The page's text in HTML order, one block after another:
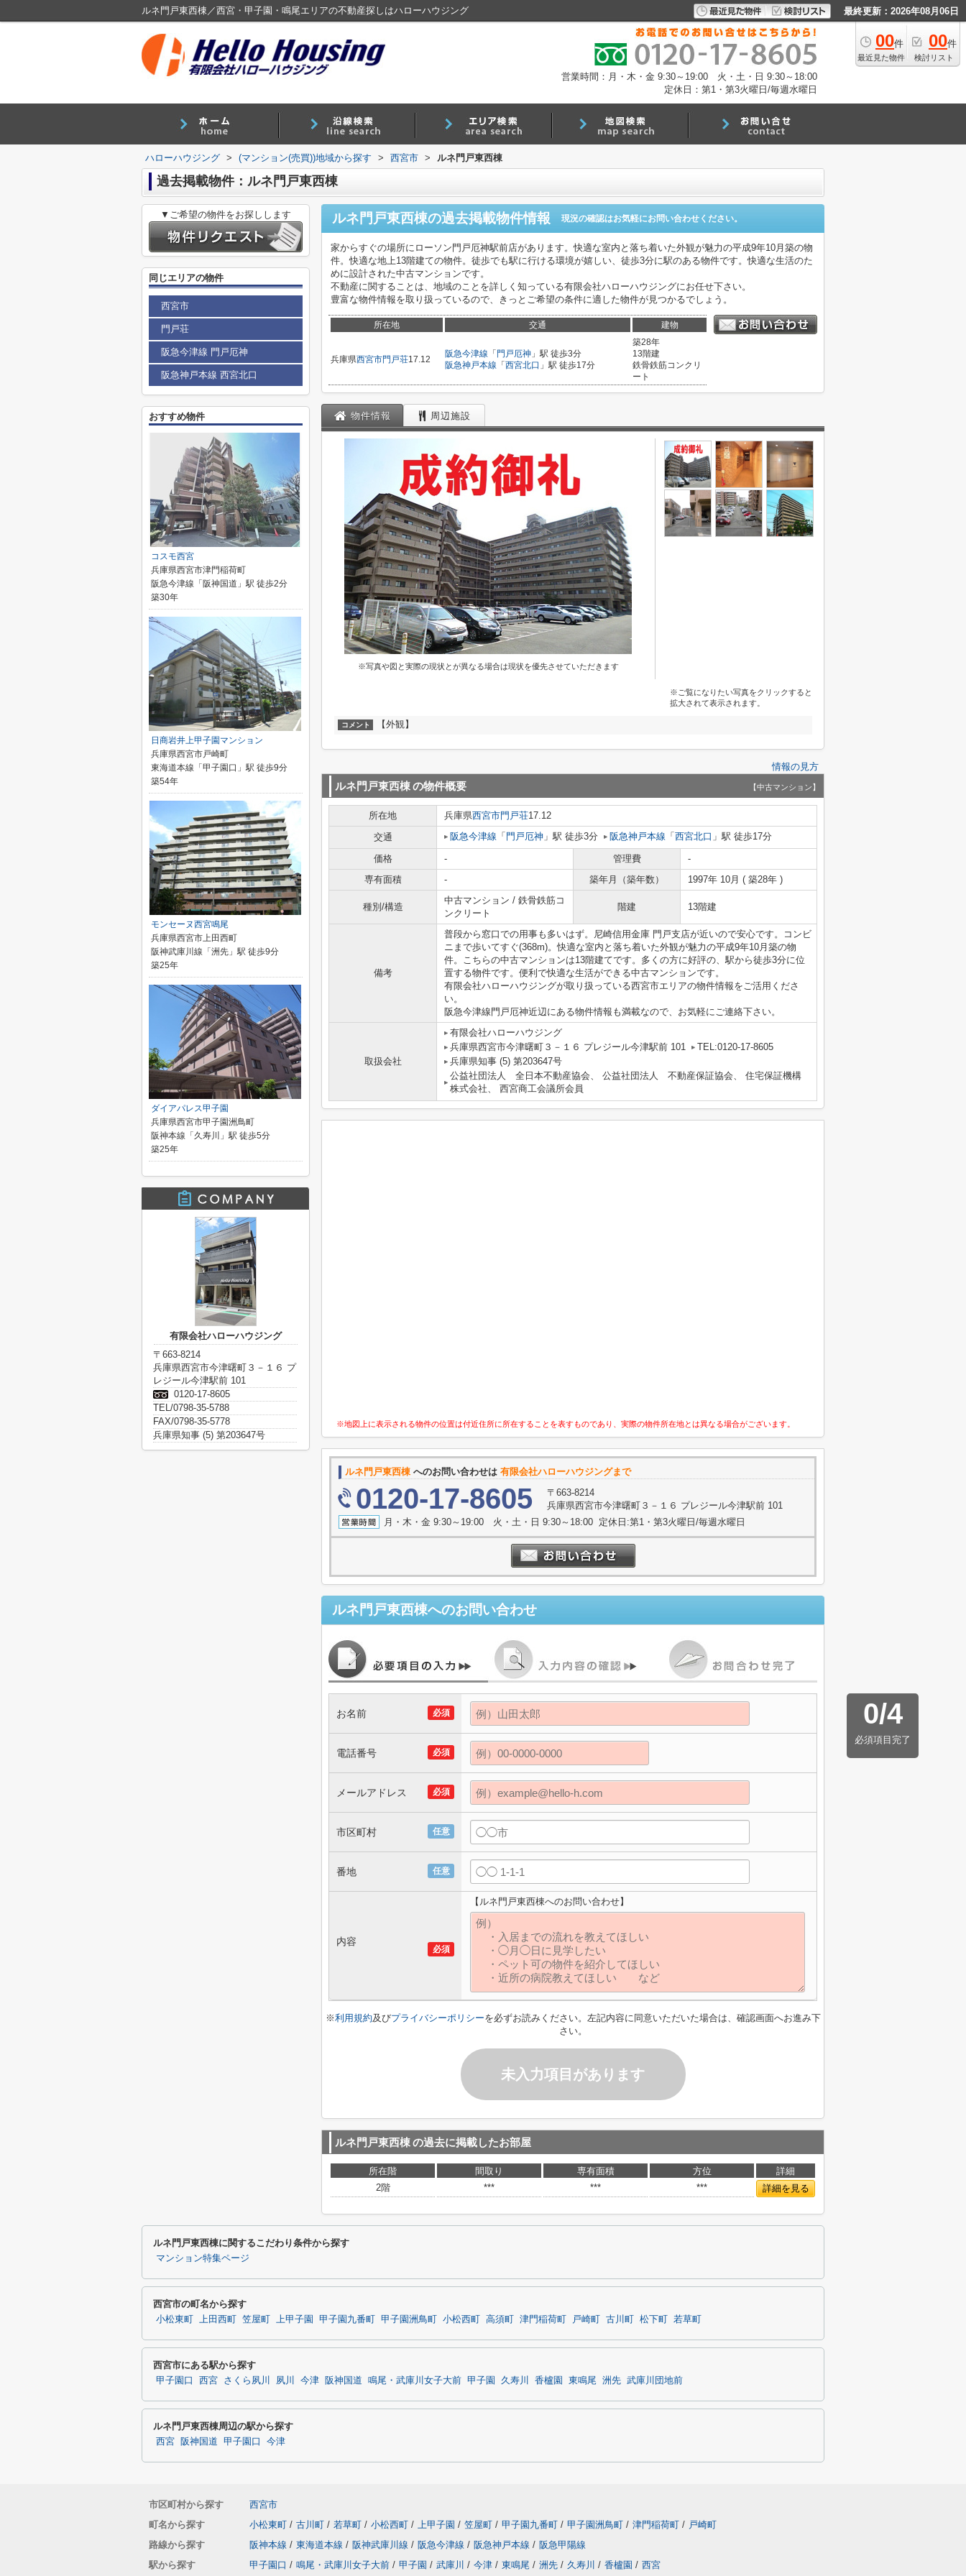
ルネ門戸東西棟／西宮・甲子園・鳴尾エリアの不動産探しはハローハウジング 最終更新：2026年08月06日
00件
最近見た物件
00件
検討リスト
営業時間：月・木・金 9:30～19:00 火・土・日 9:30～18:00
定休日：第1・第3火曜日/毎週水曜日
ハローハウジング > (マンション(売買))地域から探す > 西宮市 > ルネ門戸東西棟
過去掲載物件：ルネ門戸東西棟
ルネ門戸東西棟の過去掲載物件情報 現況の確認はお気軽にお問い合わせください。
家からすぐの場所にローソン門戸厄神駅前店があります。快適な室内と落ち着いた外観が魅力の平成9年10月築の物
件。快適な地上13階建ての物件。徒歩でも駅に行ける環境が嬉しい、徒歩3分に駅のある物件です。快適な生活のた
めに設計された中古マンションです。
不動産に関することは、地域のことを詳しく知っている有限会社ハローハウジングにお任せ下さい。
豊富な物件情報を取り扱っているので、きっとご希望の条件に適した物件が見つかるでしょう。
所在地 交通 建物
兵庫県西宮市門戸荘17.12
阪急今津線 「 門戸厄神 」駅 徒歩3分
阪急神戸本線 「 西宮北口 」駅 徒歩17分
築28年
13階建
鉄骨鉄筋コンクリ
ート
物件情報 周辺施設
※写真や図と実際の現状とが異なる場合は現状を優先させていただきます
※ご覧になりたい写真をクリックすると
拡大されて表示されます。
コメント 【外観】
情報の見方
ルネ門戸東西棟の物件概要 【中古マンション】
所在地 兵庫県西宮市門戸荘17.12
交通
阪急今津線 「 門戸厄神 」駅 徒歩3分 阪急神戸本線 「 西宮北口 」駅 徒歩17分
価格 - 管理費
-
専有面積
- 築年月（築年数） 1997年 10月 ( 築28年 )
種別/構造
中古マンション / 鉄骨鉄筋コ
ンクリート
階建 13階建
備考
普段から窓口での用事も多いはず。尼崎信用金庫 門戸支店が近いので安心です。コンビ
ニまで歩いてすぐ(368m)。快適な室内と落ち着いた外観が魅力の平成9年10月築の物
件。こちらの中古マンションは13階建てです。多くの方に好評の、駅から徒歩3分に位
置する物件です。便利で快適な生活ができる中古マンションです。
有限会社ハローハウジングが取り扱っている西宮市エリアの物件情報をご活用くださ
い。
阪急今津線門戸厄神近辺にある物件情報も満載なので、お気軽にご連絡下さい。
取扱会社
有限会社ハローハウジング
兵庫県西宮市今津曙町３－１６ プレジール今津駅前 101
TEL:0120-17-8605
兵庫県知事 (5) 第203647号
公益社団法人 全日本不動産協会、 公益社団法人 不動産保証協会、 住宅保証機構
株式会社、 西宮商工会議所会員
※地図上に表示される物件の位置は付近住所に所在することを表すものであり、実際の物件所在地とは異なる場合がございます。
ルネ門戸東西棟 へのお問い合わせは 有限会社ハローハウジングまで
0120-17-8605
〒663-8214
兵庫県西宮市今津曙町３－１６ プレジール今津駅前 101
月・木・金 9:30～19:00 火・土・日 9:30～18:00 定休日:第1・第3火曜日/毎週水曜日
ルネ門戸東西棟へのお問い合わせ
0/4
必須項目完了
必須
お名前
必須
電話番号
必須
メールアドレス
任意
市区町村
任意
番地
必須
内容
【ルネ門戸東西棟へのお問い合わせ】
※利用規約及びプライバシーポリシーを必ずお読みください。左記内容に同意いただいた場合は、確認画面へお進み下
さい。
未入力項目があります
ルネ門戸東西棟の過去に掲載したお部屋
所在階 間取り 専有面積 方位
詳細
2階
*** *** *** 詳細を見る
▼ご希望の物件をお探しします
同じエリアの物件
西宮市
門戸荘
阪急今津線 門戸厄神
阪急神戸本線 西宮北口
おすすめ物件
コスモ西宮
兵庫県西宮市津門稲荷町
阪急今津線「阪神国道」駅 徒歩2分
築30年
日商岩井上甲子園マンション
兵庫県西宮市戸崎町
東海道本線「甲子園口」駅 徒歩9分
築54年
モンセーヌ西宮鳴尾
兵庫県西宮市上田西町
阪神武庫川線「洲先」駅 徒歩9分
築25年
ダイアパレス甲子園
兵庫県西宮市甲子園洲鳥町
阪神本線「久寿川」駅 徒歩5分
築25年
有限会社ハローハウジング
〒663-8214
兵庫県西宮市今津曙町３－１６ プ
レジール今津駅前 101
0120-17-8605
TEL/0798-35-5788
FAX/0798-35-5778
兵庫県知事 (5) 第203647号
ルネ門戸東西棟に関するこだわり条件から探す
マンション特集ページ
西宮市の町名から探す
小松東町 上田西町 笠屋町 上甲子園 甲子園九番町 甲子園洲鳥町 小松西町 高須町 津門稲荷町 戸崎町 古川町 松下町 若草町
西宮市にある駅から探す
甲子園口 西宮 さくら夙川 夙川 今津 阪神国道 鳴尾・武庫川女子大前 甲子園 久寿川 香櫨園 東鳴尾 洲先 武庫川団地前
ルネ門戸東西棟周辺の駅から探す
西宮 阪神国道 甲子園口 今津
市区町村から探す
西宮市
町名から探す
小松東町 / 古川町 / 若草町 / 小松西町 / 上甲子園 / 笠屋町 / 甲子園九番町 / 甲子園洲鳥町 / 津門稲荷町 / 戸崎町
路線から探す
阪神本線 / 東海道本線 / 阪神武庫川線 / 阪急今津線 / 阪急神戸本線 / 阪急甲陽線
駅から探す
甲子園口 / 鳴尾・武庫川女子大前 / 甲子園 / 武庫川 / 今津 / 東鳴尾 / 洲先 / 久寿川 / 香櫨園 / 西宮